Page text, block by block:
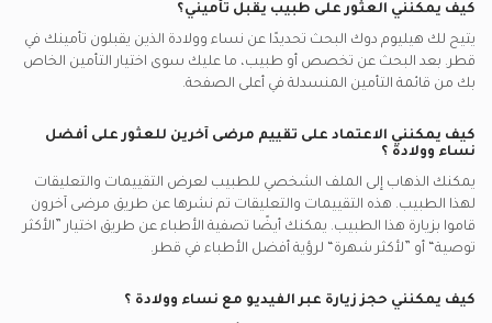
كيف يمكنني العثور على طبيب يقبل تأميني؟
يتيح لك هيليوم دوك البحث تحديدًا عن نساء وولادة الذين يقبلون تأمينك في
قطر. بعد البحث عن تخصص أو طبيب، ما عليك سوى اختيار التأمين الخاص
بك من قائمة التأمين المنسدلة في أعلى الصفحة.
كيف يمكنني الاعتماد على تقييم مرضى آخرين للعثور على أفضل
نساء وولادة ؟
يمكنك الذهاب إلى الملف الشخصي للطبيب لعرض التقييمات والتعليقات
لهذا الطبيب. هذه التقييمات والتعليقات تم نشرها عن طريق مرضى آخرون
قاموا بزيارة هذا الطبيب. يمكنك أيضًا تصفية الأطباء عن طريق اختيار ”الأكثر
توصية“ أو ”لأكثر شهرة“ لرؤية أفضل الأطباء في قطر.
كيف يمكنني حجز زيارة عبر الفيديو مع نساء وولادة ؟